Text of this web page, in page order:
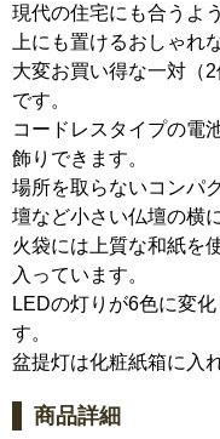
現代の住宅にも合うよ
上にも置けるおしゃれ
大変お買い得な一対（
です。
コードレスタイプの電
飾りできます。
場所を取らないコンパ
壇など小さい仏壇の横
火袋には上質な和紙を
入っています。
LEDの灯りが6色に変
す。
盆提灯は化粧紙箱に入
商品詳細